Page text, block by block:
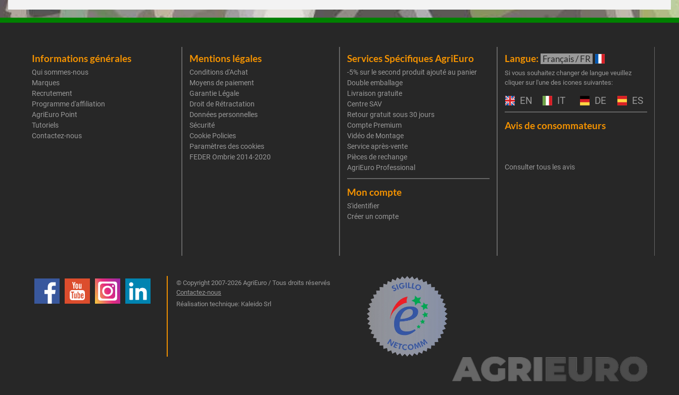
Informations générales
Qui sommes-nous
Marques
Recrutement
Programme d'affiliation
AgriEuro Point
Tutoriels
Contactez-nous
Mentions légales
Conditions d'Achat
Moyens de paiement
Garantie Légale
Droit de Rétractation
Données personnelles
Sécurité
Cookie Policies
Paramètres des cookies
FEDER Ombrie 2014-2020
Services Spécifiques AgriEuro
-5% sur le second produit ajouté au panier
Double emballage
Livraison gratuite
Centre SAV
Retour gratuit sous 30 jours
Compte Premium
Vidéo de Montage
Service après-vente
Pièces de rechange
AgriEuro Professional
Mon compte
S'identifier
Créer un compte
Langue: Français / FR
Si vous souhaitez changer de langue veuillez
cliquer sur l'une des icones suivantes:
EN IT DE ES
Avis de consommateurs
Consulter tous les avis
© Copyright 2007-2026 AgriEuro / Tous droits réservés
Contactez-nous
Réalisation technique: Kaleido Srl